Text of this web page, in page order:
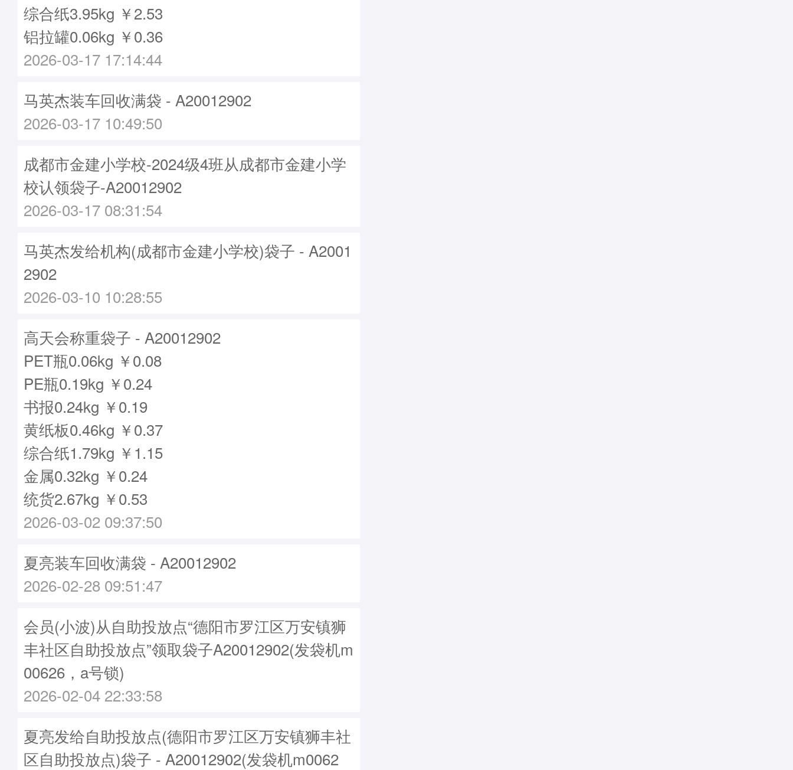
综合纸3.95kg ￥2.53
铝拉罐0.06kg ￥0.36
2026-03-17 17:14:44
马英杰装车回收满袋 - A20012902
2026-03-17 10:49:50
成都市金建小学校-2024级4班从成都市金建小学
校认领袋子-A20012902
2026-03-17 08:31:54
马英杰发给机构(成都市金建小学校)袋子 - A2001
2902
2026-03-10 10:28:55
高天会称重袋子 - A20012902
PET瓶0.06kg ￥0.08
PE瓶0.19kg ￥0.24
书报0.24kg ￥0.19
黄纸板0.46kg ￥0.37
综合纸1.79kg ￥1.15
金属0.32kg ￥0.24
统货2.67kg ￥0.53
2026-03-02 09:37:50
夏亮装车回收满袋 - A20012902
2026-02-28 09:51:47
会员(小波)从自助投放点“德阳市罗江区万安镇狮
丰社区自助投放点”领取袋子A20012902(发袋机m
00626，a号锁)
2026-02-04 22:33:58
夏亮发给自助投放点(德阳市罗江区万安镇狮丰社
区自助投放点)袋子 - A20012902(发袋机m0062